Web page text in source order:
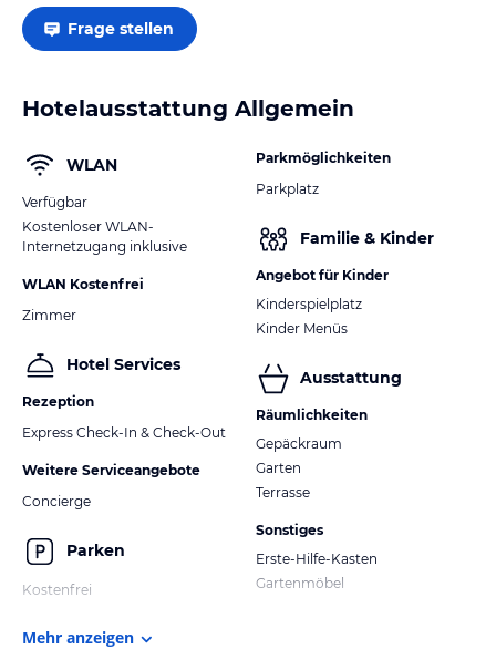
Frage stellen
Hotelausstattung Allgemein
WLAN
Verfügbar
Kostenloser WLAN-
Internetzugang inklusive
WLAN Kostenfrei
Zimmer
Hotel Services
Rezeption
Express Check-In & Check-Out
Weitere Serviceangebote
Concierge
Parken
Kostenfrei
Parkmöglichkeiten
Parkplatz
Familie & Kinder
Angebot für Kinder
Kinderspielplatz
Kinder Menüs
Ausstattung
Räumlichkeiten
Gepäckraum
Garten
Terrasse
Sonstiges
Erste-Hilfe-Kasten
Gartenmöbel
Mehr anzeigen